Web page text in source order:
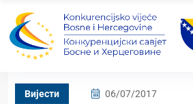
Вијести 06/07/2017